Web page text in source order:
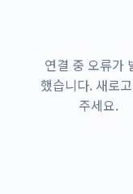
연결 중 오류가
했습니다. 새로
주세요.